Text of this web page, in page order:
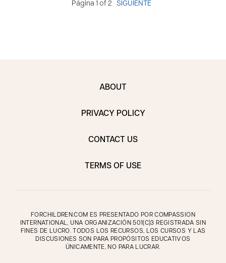
Página 1 of 2 SIGUIENTE
ABOUT
PRIVACY POLICY
CONTACT US
TERMS OF USE
FORCHILDREN.COM ES PRESENTADO POR COMPASSION
INTERNATIONAL, UNA ORGANIZACIÓN 501(C)3 REGISTRADA SIN
FINES DE LUCRO. TODOS LOS RECURSOS, LOS CURSOS Y LAS
DISCUSIONES SON PARA PROPÓSITOS EDUCATIVOS
ÚNICAMENTE, NO PARA LUCRAR.